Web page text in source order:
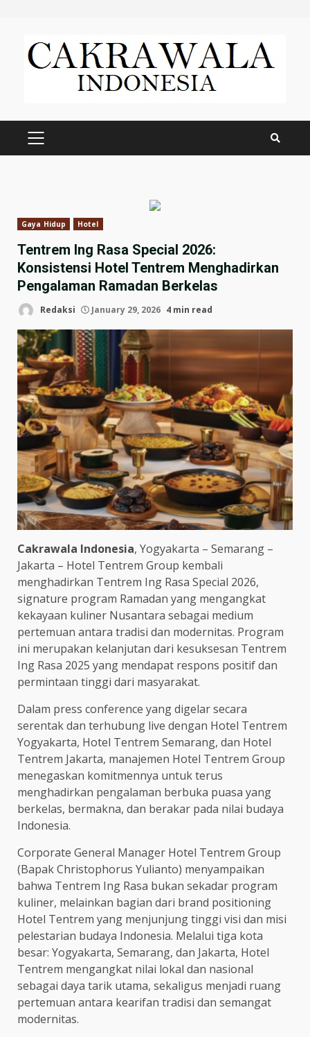
content
PRIMARY
Gaya Hidup Hotel
Tentrem Ing Rasa Special 2026:
Konsistensi Hotel Tentrem Menghadirkan
Pengalaman Ramadan Berkelas
Redaksi January 29, 2026 4 min read
Cakrawala Indonesia, Yogyakarta – Semarang –
Jakarta – Hotel Tentrem Group kembali
menghadirkan Tentrem Ing Rasa Special 2026,
signature program Ramadan yang mengangkat
kekayaan kuliner Nusantara sebagai medium
pertemuan antara tradisi dan modernitas. Program
ini merupakan kelanjutan dari kesuksesan Tentrem
Ing Rasa 2025 yang mendapat respons positif dan
permintaan tinggi dari masyarakat.
Dalam press conference yang digelar secara
serentak dan terhubung live dengan Hotel Tentrem
Yogyakarta, Hotel Tentrem Semarang, dan Hotel
Tentrem Jakarta, manajemen Hotel Tentrem Group
menegaskan komitmennya untuk terus
menghadirkan pengalaman berbuka puasa yang
berkelas, bermakna, dan berakar pada nilai budaya
Indonesia.
Corporate General Manager Hotel Tentrem Group
(Bapak Christophorus Yulianto) menyampaikan
bahwa Tentrem Ing Rasa bukan sekadar program
kuliner, melainkan bagian dari brand positioning
Hotel Tentrem yang menjunjung tinggi visi dan misi
pelestarian budaya Indonesia. Melalui tiga kota
besar: Yogyakarta, Semarang, dan Jakarta, Hotel
Tentrem mengangkat nilai lokal dan nasional
sebagai daya tarik utama, sekaligus menjadi ruang
pertemuan antara kearifan tradisi dan semangat
modernitas.